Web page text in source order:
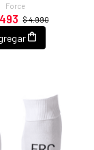
Force
$ 4.990